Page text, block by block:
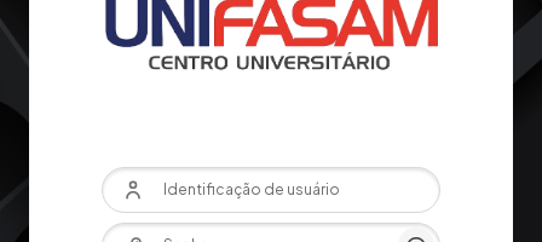
Identificação de usuário
Senha